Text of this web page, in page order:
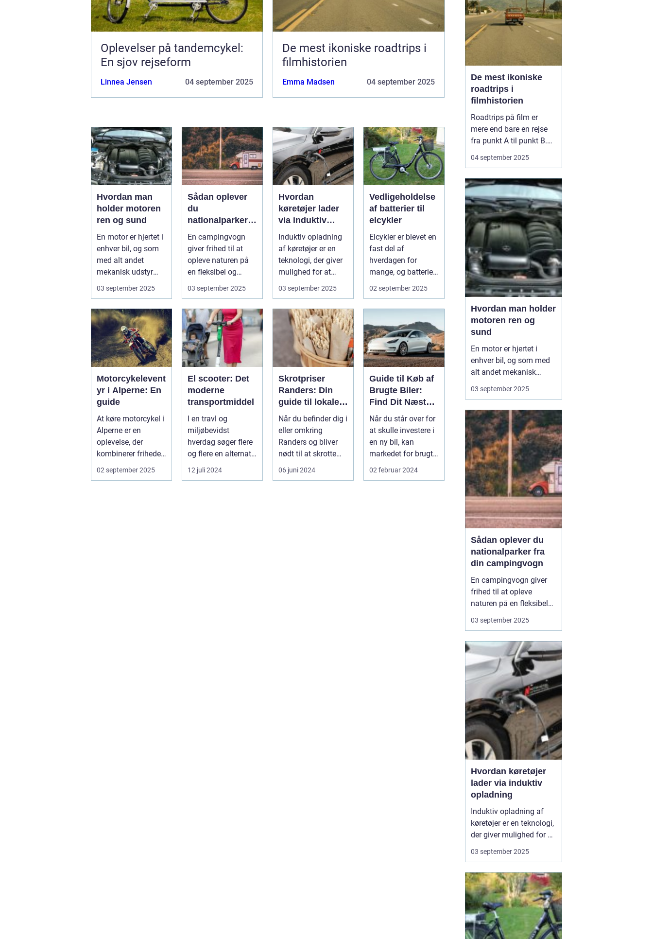
Oplevelser på tandemcykel:
En sjov rejseform
Linnea Jensen 04 september 2025
De mest ikoniske roadtrips i
filmhistorien
Emma Madsen 04 september 2025
Hvordan man
holder motoren
ren og sund
En motor er hjertet i
enhver bil, og som
med alt andet
mekanisk udstyr
kræver den omsorg
for a...
03 september 2025
Sådan oplever
du
nationalparker
fra din
campingvogn
En campingvogn
giver frihed til at
opleve naturen på
en fleksibel og
komfortabel måde.
03 september 2025
Hvordan
køretøjer lader
via induktiv
opladning
Induktiv opladning
af køretøjer er en
teknologi, der giver
mulighed for at
oplade uden...
03 september 2025
Vedligeholdelse
af batterier til
elcykler
Elcykler er blevet en
fast del af
hverdagen for
mange, og batteriet
er selve hjertet i
cyklen. Et go...
02 september 2025
Motorcykelevent
yr i Alperne: En
guide
At køre motorcykel i
Alperne er en
oplevelse, der
kombinerer friheden
på to hjul med no...
02 september 2025
El scooter: Det
moderne
transportmiddel
I en travl og
miljøbevidst
hverdag søger flere
og flere en alternativ
form for transport.
El scooter...
12 juli 2024
Skrotpriser
Randers: Din
guide til lokale
muligheder
Når du befinder dig i
eller omkring
Randers og bliver
nødt til at skrotte
din bil, gammelt jern
elle...
06 juni 2024
Guide til Køb af
Brugte Biler:
Find Dit Næste
Køretøj
Når du står over for
at skulle investere i
en ny bil, kan
markedet for brugte
biler v&ae...
02 februar 2024
mange år vær...
De mest ikoniske
roadtrips i
filmhistorien
Roadtrips på film er
mere end bare en rejse
fra punkt A til punkt B.
De fungerer som en
ramme for
venskaber, konflikter og
store livsbeslutninger.
Nogle af de mest
ikoniske film i historien
har netop brugt
landevejen som scen...
04 september 2025
Hvordan man holder
motoren ren og
sund
En motor er hjertet i
enhver bil, og som med
alt andet mekanisk
udstyr kræver den
omsorg for at fungere
holdes ren og sund,
forlænger du ikke kun
dens levetid, men du
sikrer også en mere
effektiv kø...
03 september 2025
Sådan oplever du
nationalparker fra
din campingvogn
En campingvogn giver
frihed til at opleve
naturen på en fleksibel
og komfortabel måde.
Når du besøger
campingvognen, kan du
både have dit eget lille
hjem med og samtidig
være tæt på ...
03 september 2025
Hvordan køretøjer
lader via induktiv
opladning
Induktiv opladning af
køretøjer er en teknologi,
der giver mulighed for at
oplade uden kabler og
stik. I stedet sker
gennem
elektromagnetiske felter
mellem en sender i
jorden og en modtager i
bilen. Det...
03 september 2025